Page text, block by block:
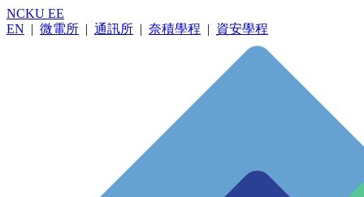
NCKU EE
EN | 微電所 | 通訊所 | 奈積學程 | 資安學程